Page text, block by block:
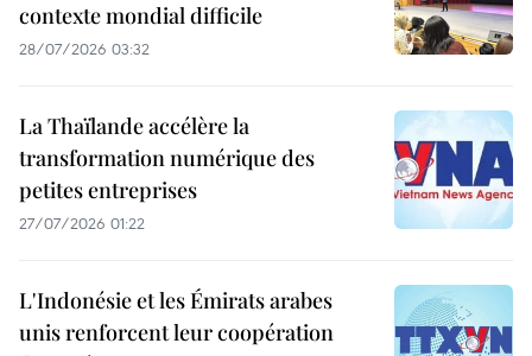
contexte mondial difficile
28/07/2026 03:32
La Thaïlande accélère la
transformation numérique des
petites entreprises
27/07/2026 01:22
L'Indonésie et les Émirats arabes
unis renforcent leur coopération